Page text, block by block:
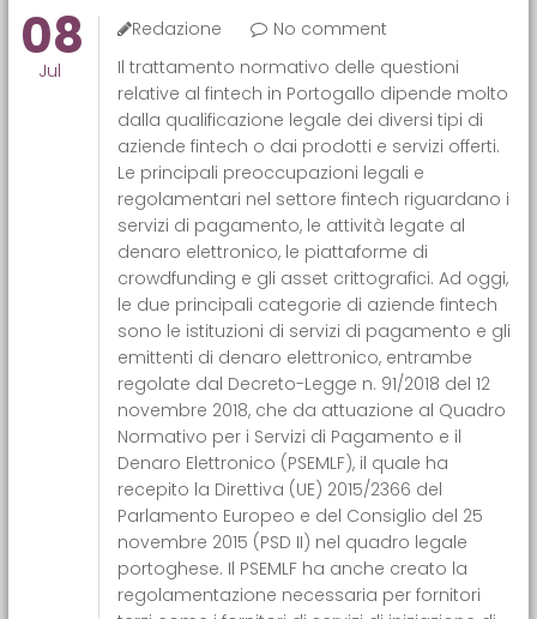
08
Jul
Redazione
No comment
Il trattamento normativo delle questioni
relative al fintech in Portogallo dipende molto
dalla qualificazione legale dei diversi tipi di
aziende fintech o dai prodotti e servizi offerti.
Le principali preoccupazioni legali e
regolamentari nel settore fintech riguardano i
servizi di pagamento, le attività legate al
denaro elettronico, le piattaforme di
crowdfunding e gli asset crittografici. Ad oggi,
le due principali categorie di aziende fintech
sono le istituzioni di servizi di pagamento e gli
emittenti di denaro elettronico, entrambe
regolate dal Decreto-Legge n. 91/2018 del 12
novembre 2018, che da attuazione al Quadro
Normativo per i Servizi di Pagamento e il
Denaro Elettronico (PSEMLF), il quale ha
recepito la Direttiva (UE) 2015/2366 del
Parlamento Europeo e del Consiglio del 25
novembre 2015 (PSD II) nel quadro legale
portoghese. Il PSEMLF ha anche creato la
regolamentazione necessaria per fornitori